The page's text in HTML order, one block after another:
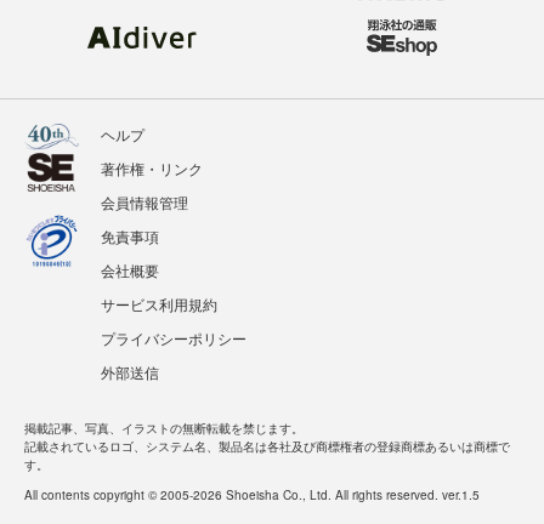
ヘルプ
著作権・リンク
会員情報管理
免責事項
会社概要
サービス利用規約
プライバシーポリシー
外部送信
掲載記事、写真、イラストの無断転載を禁じます。
記載されているロゴ、システム名、製品名は各社及び商標権者の登録商標あるいは商標で
す。
All contents copyright © 2005-2026 Shoeisha Co., Ltd. All rights reserved. ver.1.5